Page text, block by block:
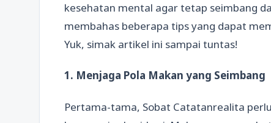
kesehatan mental agar tetap seimbang
membahas beberapa tips yang dapat
Yuk, simak artikel ini sampai tuntas!
1. Menjaga Pola Makan yang Seimbang
Pertama-tama, Sobat Catatanrealita